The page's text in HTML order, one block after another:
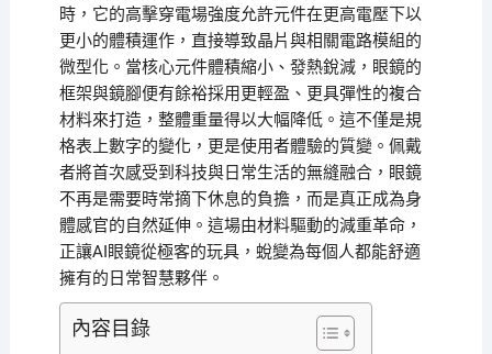
時，它的高擊穿電場強度允許元件在更高電壓下以
更小的體積運作，直接導致晶片與相關電路模組的
微型化。當核心元件體積縮小、發熱銳減，眼鏡的
框架與鏡腳便有餘裕採用更輕盈、更具彈性的複合
材料來打造，整體重量得以大幅降低。這不僅是規
格表上數字的變化，更是使用者體驗的質變。佩戴
者將首次感受到科技與日常生活的無縫融合，眼鏡
不再是需要時常摘下休息的負擔，而是真正成為身
體感官的自然延伸。這場由材料驅動的減重革命，
正讓AI眼鏡從極客的玩具，蛻變為每個人都能舒適
擁有的日常智慧夥伴。
內容目錄